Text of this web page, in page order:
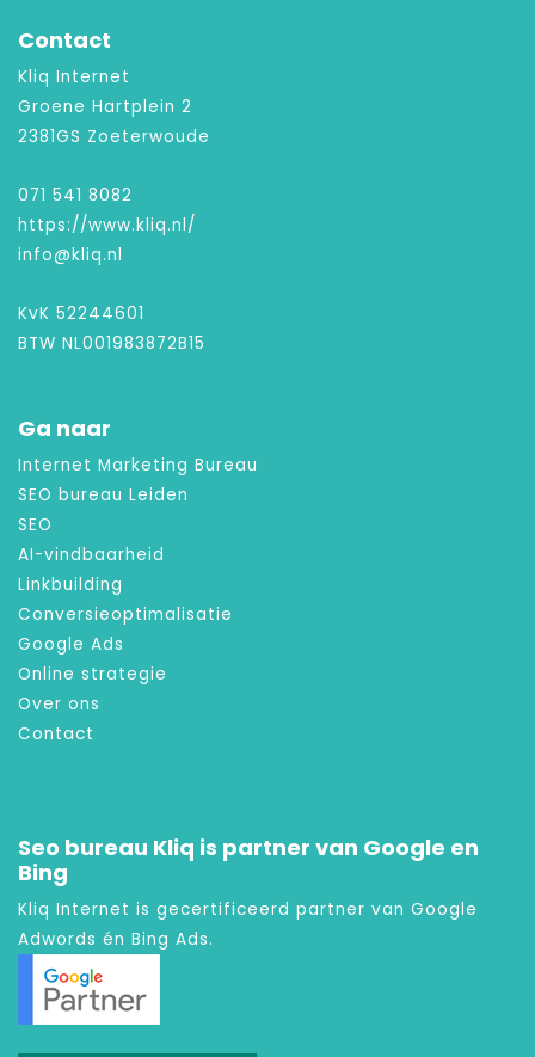
Contact
Kliq Internet
Groene Hartplein 2
2381GS Zoeterwoude
071 541 8082
https://www.kliq.nl/
info@kliq.nl
KvK 52244601
BTW NL001983872B15
Ga naar
Internet Marketing Bureau
SEO bureau Leiden
SEO
AI-vindbaarheid
Linkbuilding
Conversieoptimalisatie
Google Ads
Online strategie
Over ons
Contact
Seo bureau Kliq is partner van Google en
Bing
Kliq Internet is gecertificeerd partner van Google
Adwords én Bing Ads.